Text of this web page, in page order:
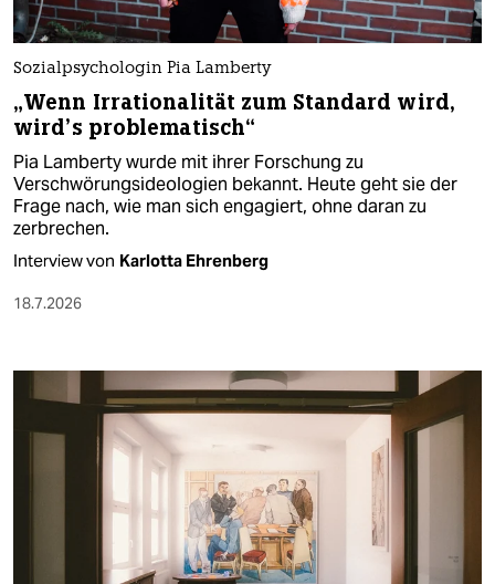
Sozialpsychologin Pia Lamberty
„Wenn Irrationalität zum Standard wird,
wird’s problematisch“
Pia Lamberty wurde mit ihrer Forschung zu
Verschwörungsideologien bekannt. Heute geht sie der
Frage nach, wie man sich engagiert, ohne daran zu
zerbrechen.
Interview von Karlotta Ehrenberg
18.7.2026